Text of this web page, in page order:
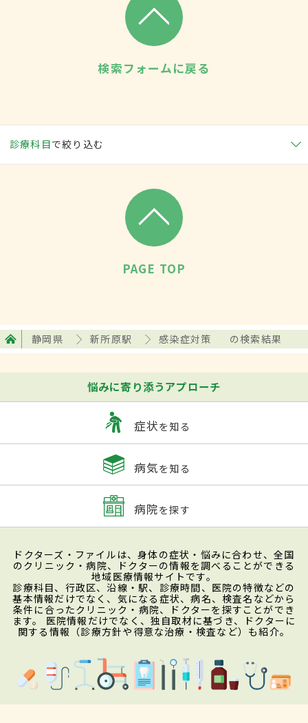
検索フォームに戻る
診療科目で絞り込む
PAGE TOP
静岡県 新所原駅 感染症対策 の検索結果
悩みに寄り添うアプローチ
症状を知る
病気を知る
病院を探す
ドクターズ・ファイルは、身体の症状・悩みに合わせ、全国
のクリニック・病院、ドクターの情報を調べることができる
地域医療情報サイトです。
診療科目、行政区、沿線・駅、診療時間、医院の特徴などの
基本情報だけでなく、気になる症状、病名、検査名などから
条件に合ったクリニック・病院、ドクターを探すことができ
ます。 医院情報だけでなく、独自取材に基づき、ドクターに
関する情報（診療方針や得意な治療・検査など）も紹介。